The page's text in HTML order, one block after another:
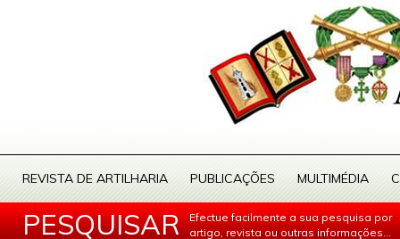
REVISTA DE ARTILHARIA PUBLICAÇÕES MULTIMÉDIA
PESQUISAR
Efectue facilmente a sua pesquisa por
artigo, revista ou outras informações...